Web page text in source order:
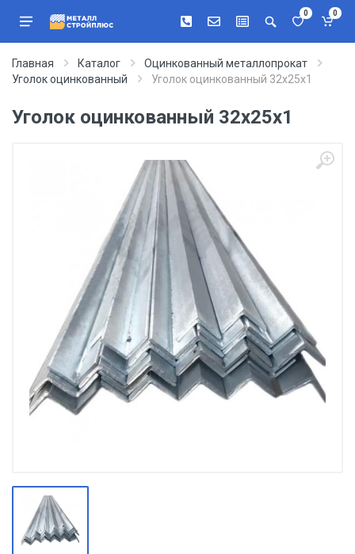
0 0
Главная Каталог
Оцинкованный металлопрокат
Уголок оцинкованный
Уголок оцинкованный 32х25х1
Уголок оцинкованный 32х25х1